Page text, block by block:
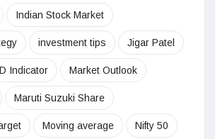
Indian Stock Market
investment tips Jigar Patel
Indicator Market Outlook
Maruti Suzuki Share
Moving average Nifty 50